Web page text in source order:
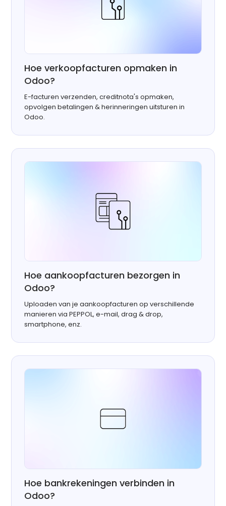
Hoe verkoopfacturen opmaken in
Odoo?
E-facturen verzenden, creditnota's opmaken,
opvolgen betalingen & herinneringen uitsturen in
Odoo.
Hoe aankoopfacturen bezorgen in
Odoo?
Uploaden van je aankoopfacturen op verschillende
manieren via PEPPOL, e-mail, drag & drop,
smartphone, enz.
Hoe bankrekeningen verbinden in
Odoo?